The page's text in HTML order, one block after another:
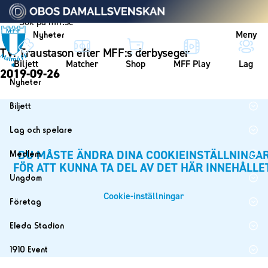
Vidare till innehållet
Nyheter Meny
Biljett Matcher Shop MFF Play Lag
Nyheter
Nyheter
Biljett
Biljett
Årskort dam
Mitt MFF
Biljetter till bortamatcher
Biljettvillkor
Lag och spelare
Lag
Herrlaget
Spelare
Ledarstab
Damlaget
Spelare
Medlem
Medlemskap i Malmö FF
Ungdom
MFF Ungdom
Fotbollsskolan
Företag
Bli företagspartner
Klubbstolar
Eleda Stadion
Eleda Stadion
1910 Event
TV: Traustason efter MFF:s derbyseger
2019-09-26
DU MÅSTE ÄNDRA DINA
FÖR ATT KUNNA TA DEL AV DET HÄR
Cookie-inställningar